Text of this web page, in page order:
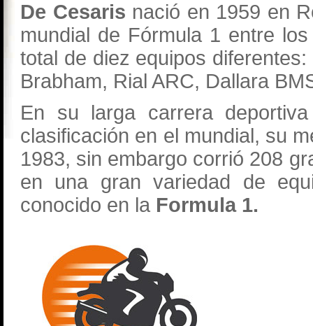
De Cesaris nació en 1959 en
mundial de Fórmula 1 entre
total de diez equipos
Brabham, Rial ARC, Dallara
En su larga carrera
clasificación en el mundial, su
1983, sin embargo corrió 208
en una gran variedad de
conocido en la Formula 1.